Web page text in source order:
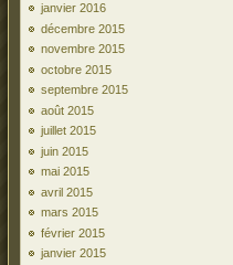
janvier 2016
décembre 2015
novembre 2015
octobre 2015
septembre 2015
août 2015
juillet 2015
juin 2015
mai 2015
avril 2015
mars 2015
février 2015
janvier 2015